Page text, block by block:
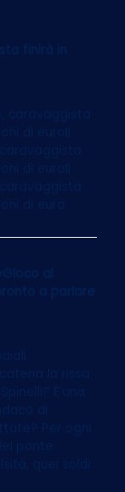
finirà in
caravaggista
di euroIl
di euroIl
di euro
al
a parlare
la rissa.
È una
di
Per ogni
ponte
quei soldi